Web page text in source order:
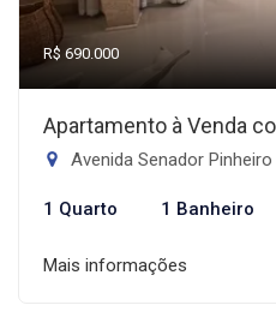
R$ 690.000
Apartamento à Venda
Avenida Senador Pinheiro
1 Quarto 1 Banheiro
Mais informações